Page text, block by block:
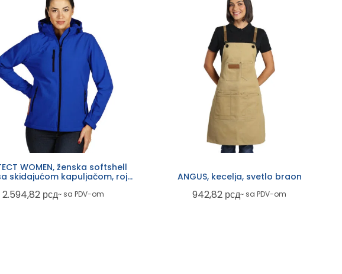
WOMEN, ženska softshell
skidajućom kapuljačom, rojal
2.594,82 рсд~ sa PDV-om
ANGUS, kecelja, svetlo braon
942,82 рсд~ sa PDV-om